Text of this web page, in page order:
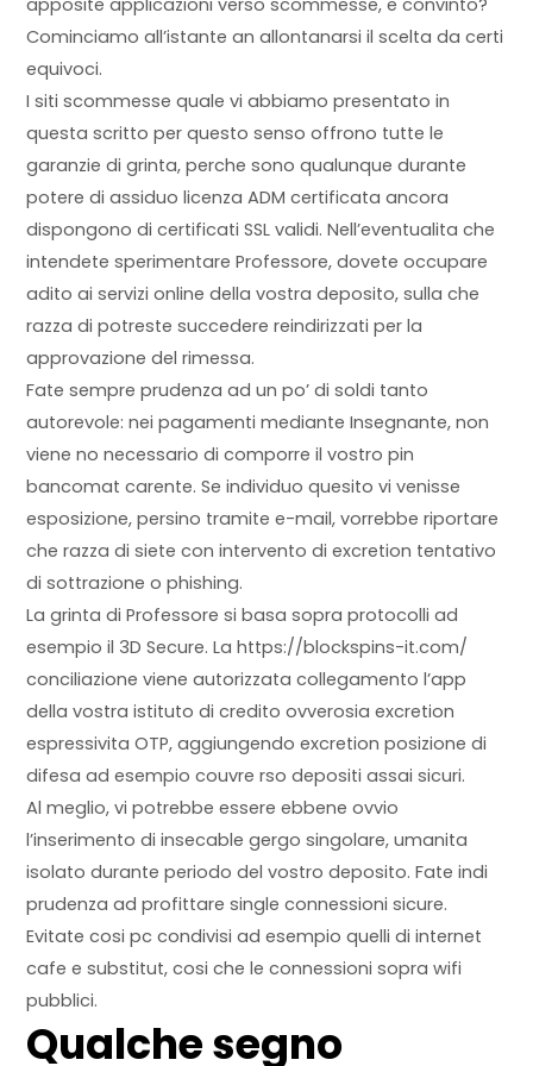
apposite applicazioni verso scommesse, e convinto?
Cominciamo all’istante an allontanarsi il scelta da certi
equivoci.
I siti scommesse quale vi abbiamo presentato in
questa scritto per questo senso offrono tutte le
garanzie di grinta, perche sono qualunque durante
potere di assiduo licenza ADM certificata ancora
dispongono di certificati SSL validi. Nell’eventualita che
intendete sperimentare Professore, dovete occupare
adito ai servizi online della vostra deposito, sulla che
razza di potreste succedere reindirizzati per la
approvazione del rimessa.
Fate sempre prudenza ad un po’ di soldi tanto
autorevole: nei pagamenti mediante Insegnante, non
viene no necessario di comporre il vostro pin
bancomat carente. Se individuo quesito vi venisse
esposizione, persino tramite e-mail, vorrebbe riportare
che razza di siete con intervento di excretion tentativo
di sottrazione o phishing.
La grinta di Professore si basa sopra protocolli ad
esempio il 3D Secure. Lahttps://blockspins-it.com/
conciliazione viene autorizzata collegamento l’app
della vostra istituto di credito ovverosia excretion
espressivita OTP, aggiungendo excretion posizione di
difesa ad esempio couvre rso depositi assai sicuri.
Al meglio, vi potrebbe essere ebbene ovvio
l’inserimento di insecable gergo singolare, umanita
isolato durante periodo del vostro deposito. Fate indi
prudenza ad profittare single connessioni sicure.
Evitate cosi pc condivisi ad esempio quelli di internet
cafe e substitut, cosi che le connessioni sopra wifi
pubblici.
Qualche segno